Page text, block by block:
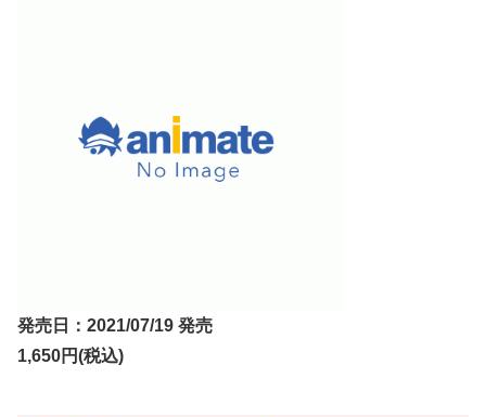
発売日：2021/07/19 発売
1,650円(税込)